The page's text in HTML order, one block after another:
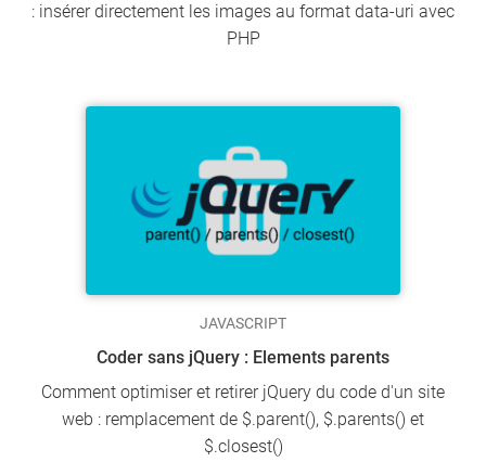
: insérer directement les images au format data-uri avec
PHP
JAVASCRIPT
Coder sans jQuery : Elements parents
Comment optimiser et retirer jQuery du code d'un site
web : remplacement de $.parent(), $.parents() et
$.closest()